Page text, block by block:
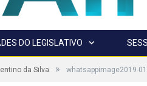
DO LEGISLATIVO
da Silva » whatsappimage2019-